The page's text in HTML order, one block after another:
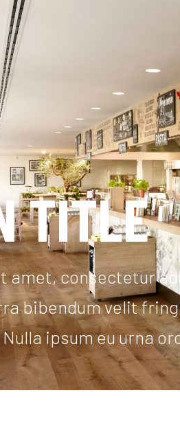
TITLE
amet, consectetur
bibendum velit
ipsum eu urna